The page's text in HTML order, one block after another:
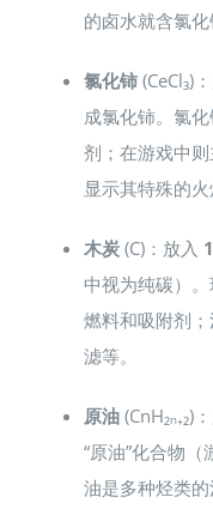
的卤水就含氯化
氯化铈(CeCl₃)
成氯化铈。氯
剂；在游戏中
显示其特殊的火
木炭(C)：放入
中视为纯碳）
燃料和吸附剂
滤等。
原油(CnH₂ₙ₊₂)
“原油”化合物
油是多种烃类